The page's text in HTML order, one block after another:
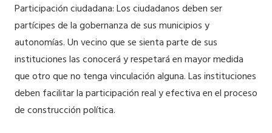
Participación ciudadana: Los ciudadanos deben ser
partícipes de la gobernanza de sus municipios y
autonomías. Un vecino que se sienta parte de sus
instituciones las conocerá y respetará en mayor medida
que otro que no tenga vinculación alguna. Las instituciones
deben facilitar la participación real y efectiva en el proceso
de construcción política.